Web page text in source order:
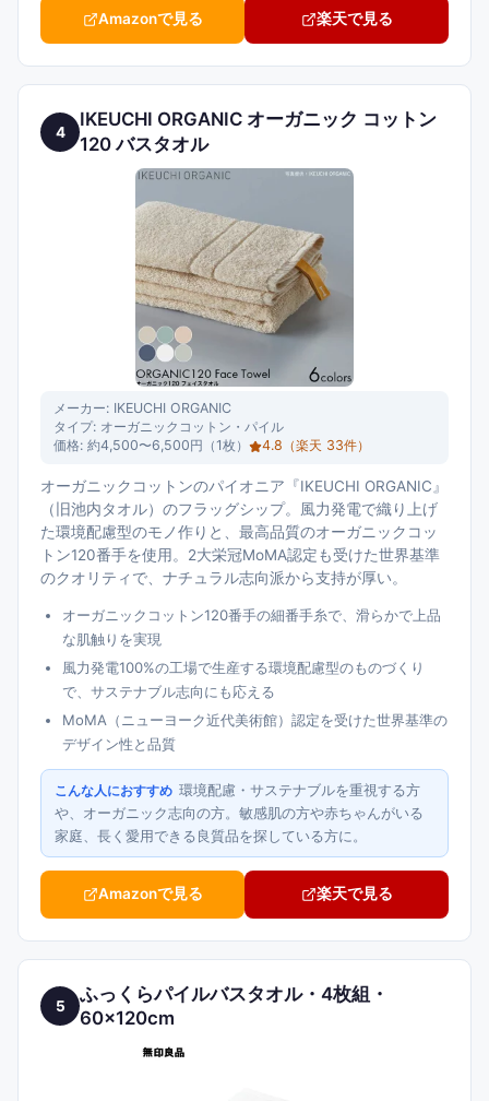
Amazonで見る 楽天で見る
4
IKEUCHI ORGANIC オーガニック コットン
120 バスタオル
メーカー: IKEUCHI ORGANIC
タイプ: オーガニックコットン・パイル
価格: 約4,500〜6,500円（1枚） 4.8 （楽天 33件）
オーガニックコットンのパイオニア『IKEUCHI ORGANIC』
（旧池内タオル）のフラッグシップ。風力発電で織り上げ
た環境配慮型のモノ作りと、最高品質のオーガニックコッ
トン120番手を使用。2大栄冠MoMA認定も受けた世界基準
のクオリティで、ナチュラル志向派から支持が厚い。
オーガニックコットン120番手の細番手糸で、滑らかで上品
な肌触りを実現
風力発電100%の工場で生産する環境配慮型のものづくり
で、サステナブル志向にも応える
MoMA（ニューヨーク近代美術館）認定を受けた世界基準の
デザイン性と品質
こんな人におすすめ 環境配慮・サステナブルを重視する方
や、オーガニック志向の方。敏感肌の方や赤ちゃんがいる
家庭、長く愛用できる良質品を探している方に。
Amazonで見る 楽天で見る
5
ふっくらパイルバスタオル・4枚組・
60×120cm